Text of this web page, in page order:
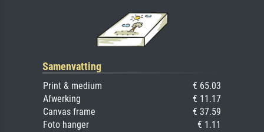
Samenvatting
Print & medium
€ 65.03
Afwerking
€ 11.17
Canvas frame
€ 37.59
Foto hanger
€ 1.11